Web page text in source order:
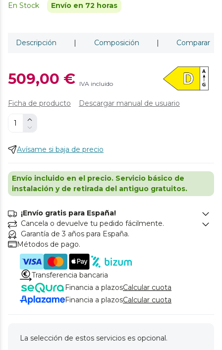
En Stock Envío en 72 horas
Descripción | Composición | Comparar
509,00 € IVA incluido
Ficha de producto Descargar manual de usuario
Avísame si baja de precio
Envío incluido en el precio. Servicio básico de
instalación y de retirada del antiguo gratuitos.
¡Envío gratis para España!
Cancela o devuelve tu pedido fácilmente.
Garantía de 3 años para España.
Métodos de pago.
Transferencia bancaria
Financia a plazosCalcular cuota
Financia a plazosCalcular cuota
La selección de estos servicios es opcional.